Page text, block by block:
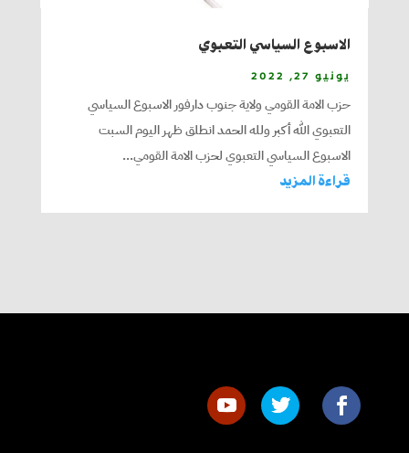
الاسبوع السياسي التعبوي
يونيو 27, 2022
حزب الامة القومي ولاية جنوب دارفور الاسبوع السياسي
التعبوي الله أكبر ولله الحمد انطلق ظهر اليوم السبت
الاسبوع السياسي التعبوي لحزب الامة القومي...
قراءة المزيد